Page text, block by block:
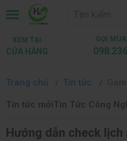
XEM TẠI
CỬA HÀNG
GỌI
Trang chủ Tin tức
Tin tức mớiTin Tức Công
Hướng dẫn check lịch